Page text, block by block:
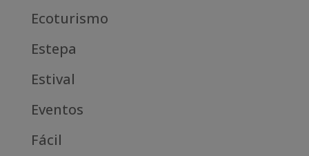
Ecoturismo
Estepa
Estival
Eventos
Fácil